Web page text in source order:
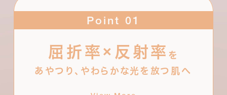
Point 01
屈折率× 反射率 を
あやつり、やわらかな光を放つ肌へ
肌に近似した屈折率を持つパウダーと、異なる光拡
散効果を持つパウダーを複数ミックス。スキントーン
いソフトフォーカス機能でくすみを補正。やわらかな